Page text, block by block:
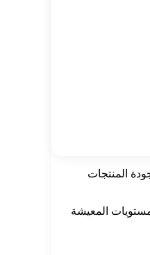
المنتجات
المعيشة